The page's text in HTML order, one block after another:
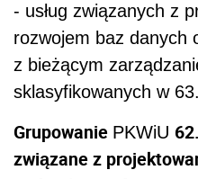
- usług związanych z
rozwojem baz danych
z bieżącym
sklasyfikowanych w
Grupowanie PKWiU
związane z